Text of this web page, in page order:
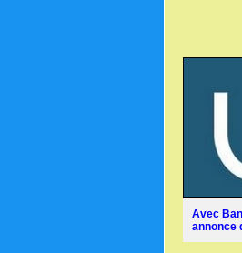
Avec
annonce